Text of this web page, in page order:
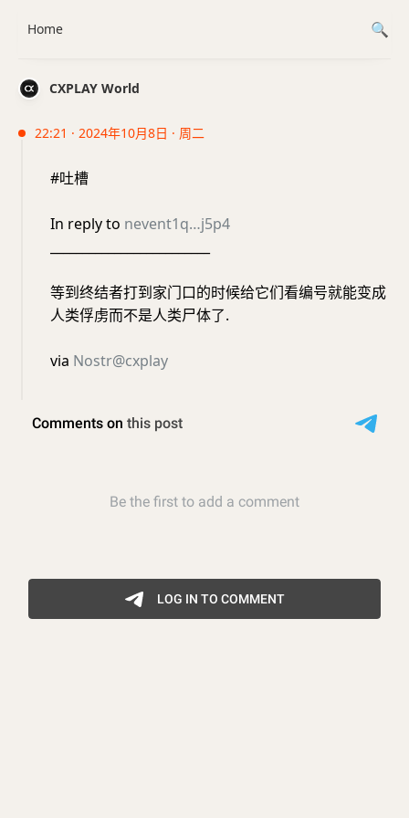
CXPLAY World
22:21 · 2024年10月8日 · 周二
#吐槽
In reply to nevent1q…j5p4
等到终结者打到家门口的时候给它们看编号就能变成
人类俘虏而不是人类尸体了.
via Nostr@cxplay
Home